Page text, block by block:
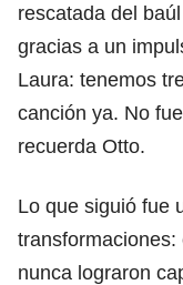
rescatada del
gracias a un
Laura: tenemos
canción ya. No
recuerda Otto.
Lo que siguió fue
nunca lograron